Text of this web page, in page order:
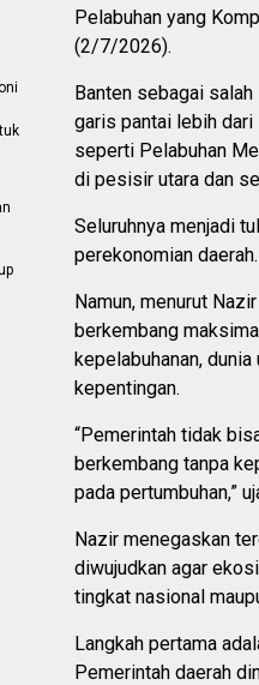
Pelabuhan yang
(2/7/2026).
Banten sebagai
garis pantai lebih
seperti Pelabuhan
di pesisir utara dan
Seluruhnya menjadi
perekonomian daerah.
Namun, menurut
berkembang
kepelabuhanan,
kepentingan.
“Pemerintah tidak
berkembang tanpa
pada pertumbuhan,”
Nazir menegaskan
diwujudkan agar
tingkat nasional
Langkah pertama
Pemerintah daerah